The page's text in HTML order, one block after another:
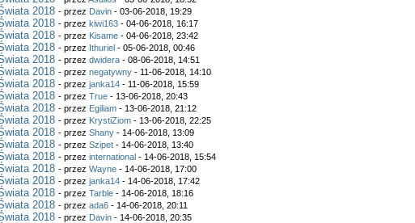
2018 - przez Davin - 03-06-2018, 19:29
2018 - przezkiwi163 - 04-06-2018, 16:17
2018 - przez Kisame - 04-06-2018, 23:42
2018 - przez Ithuriel - 05-06-2018, 00:46
2018 - przezdwidera - 08-06-2018, 14:51
2018 - przeznegatywny - 11-06-2018, 14:10
2018 - przezjanka14 - 11-06-2018, 15:59
2018 - przezTrue - 13-06-2018, 20:43
2018 - przez Egiliam - 13-06-2018, 21:12
2018 - przez KrystiZiom - 13-06-2018, 22:25
2018 - przezShany - 14-06-2018, 13:09
2018 - przezSzipet - 14-06-2018, 13:40
2018 - przezinternational - 14-06-2018, 15:54
2018 - przezWayne - 14-06-2018, 17:00
2018 - przezjanka14 - 14-06-2018, 17:42
2018 - przezTarble - 14-06-2018, 18:16
2018 - przezada6 - 14-06-2018, 20:11
2018 - przez Davin - 14-06-2018, 20:35